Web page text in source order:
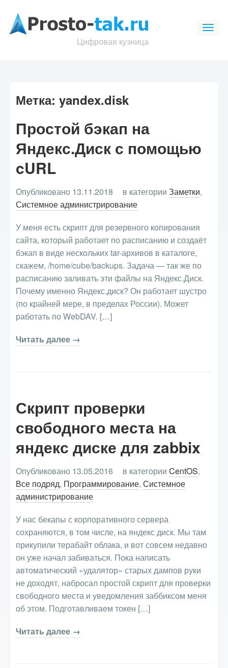
Цифровая кузница
Метка:yandex.disk
Простой бэкап на
Яндекс.Диск с помощью
cURL
Опубликовано 13.11.2018 в категорииЗаметки,
Системное администрирование
У меня есть скрипт для резервного копирования
сайта, который работает по расписанию и создаёт
бэкап в виде нескольких tar-архивов в каталоге,
скажем, /home/cube/backups. Задача — так же по
расписанию заливать эти файлы на Яндекс.Диск.
Почему именно Яндекс.диск? Он работает шустро
(по крайней мере, в пределах России). Может
работать по WebDAV. […]
Читать далее →
Скрипт проверки
свободного места на
яндекс диске для zabbix
Опубликовано 13.05.2016 в категорииCentOS,
Все подряд, Программирование,Системное
администрирование
У нас бекапы с корпоративного сервера
сохраняются, в том числе, на яндекс диск. Мы там
прикупили терабайт облака, и вот совсем недавно
он уже начал забиваться. Пока написать
автоматический «удалятор» старых дампов руки
не доходят, набросал простой скрипт для проверки
свободного места и уведомления заббиксом меня
об этом. Подготавливаем токен […]
Читать далее →